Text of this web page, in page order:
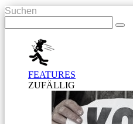
Suchen
FEATURES
ZUFÄLLIG